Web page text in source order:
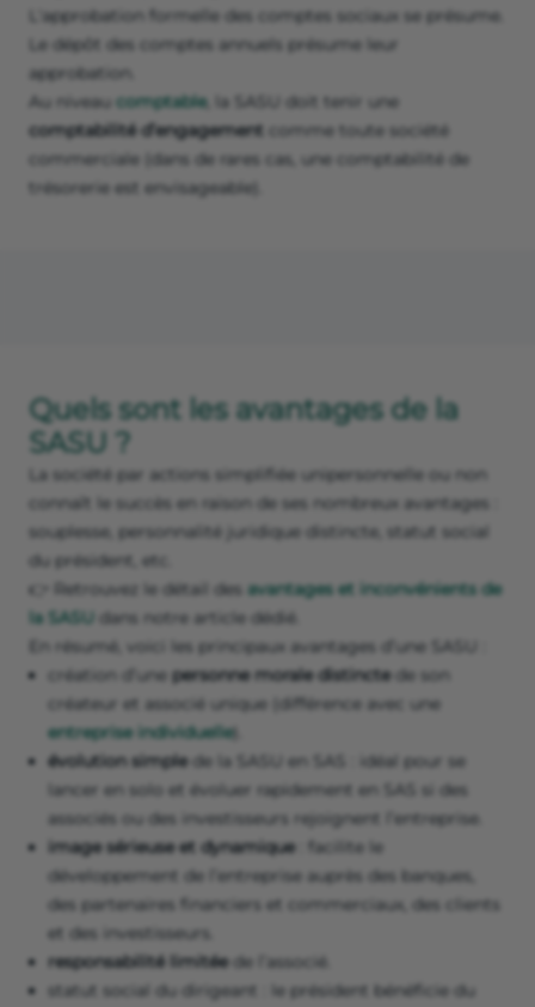
L'approbation formelle des comptes sociaux se présume.
Le dépôt des comptes annuels présume leur
approbation.
Au niveau comptable, la SASU doit tenir une
comptabilité d’engagement
comme toute société
commerciale (dans de rares cas, une comptabilité de
trésorerie est envisageable).
Quels sont les avantages de la
SASU ?
La société par actions simplifiée unipersonnelle ou non
connaît le succès en raison de ses nombreux avantages :
souplesse, personnalité juridique distincte, statut social
du président, etc.
👉 Retrouvez le détail des avantages et inconvénients de
la SASU dans notre article dédié.
En résumé, voici les principaux avantages d’une SASU :
création d’une personne morale distinctede son
créateur et associé unique (différence avec une
entreprise individuelle).
évolution simplede la SASU en SAS : idéal pour se
lancer en solo et évoluer rapidement en SAS si des
associés ou des investisseurs rejoignent l’entreprise.
image sérieuse et dynamique: facilite le
développement de l’entreprise auprès des banques,
des partenaires financiers et commerciaux, des clients
et des investisseurs.
responsabilité limitéede l’associé.
statut social du dirigeant : le président bénéficie du